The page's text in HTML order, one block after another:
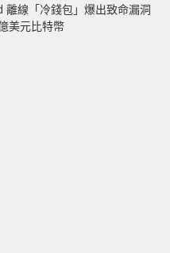
離線「冷錢包」爆出致命漏洞
美元比特幣